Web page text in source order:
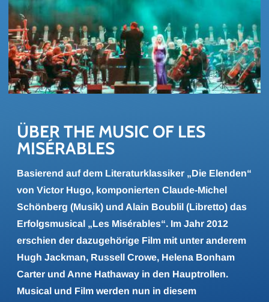
ÜBER THE MUSIC OF LES
MISÉRA­BLES
Basierend auf dem Literaturklassiker „Die Elenden“
von Victor Hugo, komponierten Claude-Michel
Schönberg (Musik) und Alain Boublil (Libretto) das
Erfolgsmusical „Les Misérables“. Im Jahr 2012
erschien der dazugehörige Film mit unter anderem
Hugh Jackman, Russell Crowe, Helena Bonham
Carter und Anne Hathaway in den Hauptrollen.
Musical und Film werden nun in diesem